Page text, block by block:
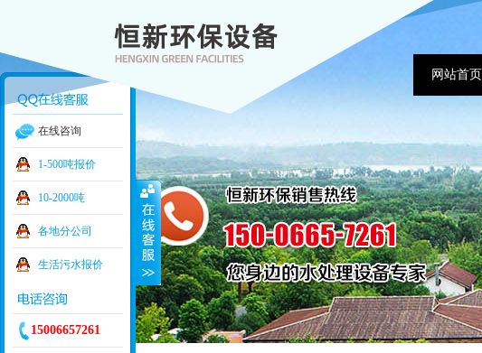
网站首页
在线咨询
1-500吨报价
10-2000吨
各地分公司
生活污水报价
15006657261